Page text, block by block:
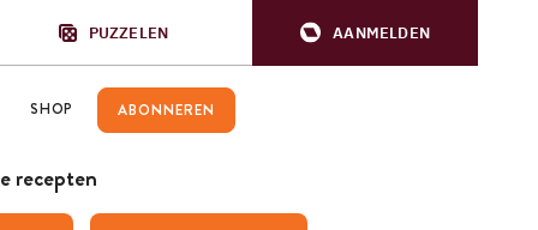
PUZZELEN AANMELDEN
SHOP ABONNEREN
recepten